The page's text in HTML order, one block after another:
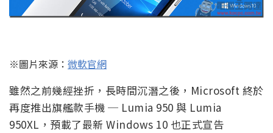
※圖片來源： 微軟官網
雖然之前幾經挫折，長時間沉潛之後，Microsoft 終於
再度推出旗艦款手機 ─ Lumia 950 與 Lumia
950XL，預載了最新 Windows 10 也正式宣告